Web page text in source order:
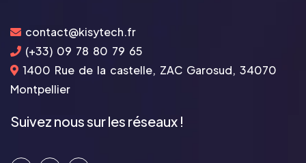
contact@kisytech.fr
(+33) 09 78 80 79 65
1400 Rue de la castelle, ZAC Garosud, 34070
Montpellier
Suivez nous sur les réseaux !